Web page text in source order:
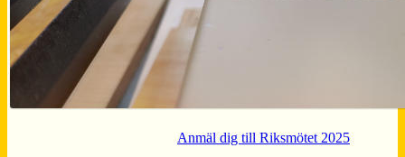
Anmäl dig till Riksmötet 2025